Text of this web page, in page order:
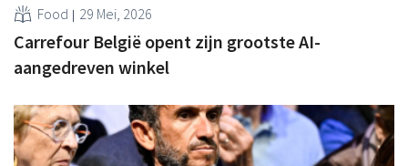
Food 29 Mei, 2026
Carrefour België opent zijn grootste AI-
aangedreven winkel